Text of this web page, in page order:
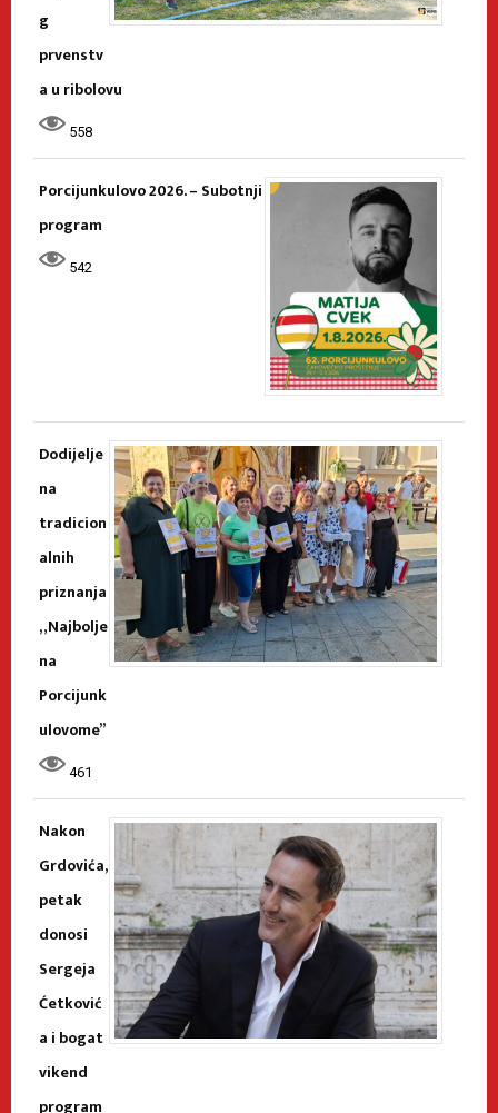
g
prvenstv
a u ribolovu
558
Porcijunkulovo 2026. – Subotnji
program
542
Dodijelje
na
tradicion
alnih
priznanja
„Najbolje
na
Porcijunk
ulovome”
461
Nakon
Grdovića,
petak
donosi
Sergeja
Ćetković
a i bogat
vikend
program